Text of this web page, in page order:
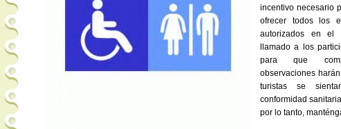
incentivo necesario
ofrecer todos los
autorizados en el
llamado a los
para que
observaciones
turistas se
conformidad
por lo tanto,